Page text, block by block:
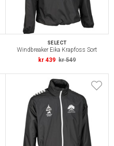
SELECT
Windbreaker Eika Krapfoss Sort
kr 439 kr 549